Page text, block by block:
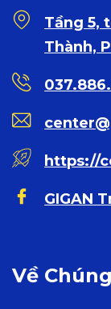
Tầng 5,
Thành,
https://
GIGAN
Về